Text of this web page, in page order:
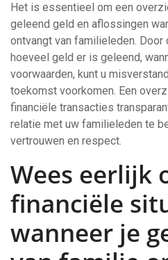
Het is essentieel om een
geleend geld en aflossingen
ontvangt van familieleden.
hoeveel geld er is geleend,
voorwaarden, kunt u
toekomst voorkomen. Een
financiële transacties
relatie met uw familieleden te
vertrouwen en respect.
Wees eerlijk
financiële
wanneer je